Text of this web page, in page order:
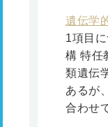
遺伝学
1項目
構 特任
類遺伝
あるが
合わせ